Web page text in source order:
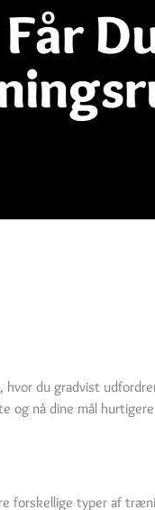
du gradvist
og nå dine mål
forskellige typer af